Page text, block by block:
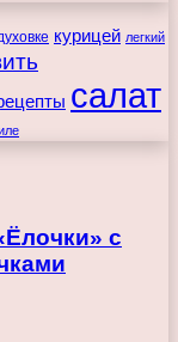
курицей легкий
салат
с